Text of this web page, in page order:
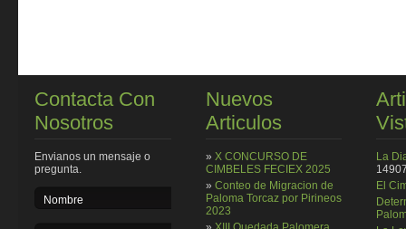
Contacta Con
Nosotros
Envianos un mensaje o
pregunta.
Nuevos
Articulos
» X CONCURSO DE
CIMBELES FECIEX 2025
» Conteo de Migracion de
Paloma Torcaz por Pirineos
2023
La
El